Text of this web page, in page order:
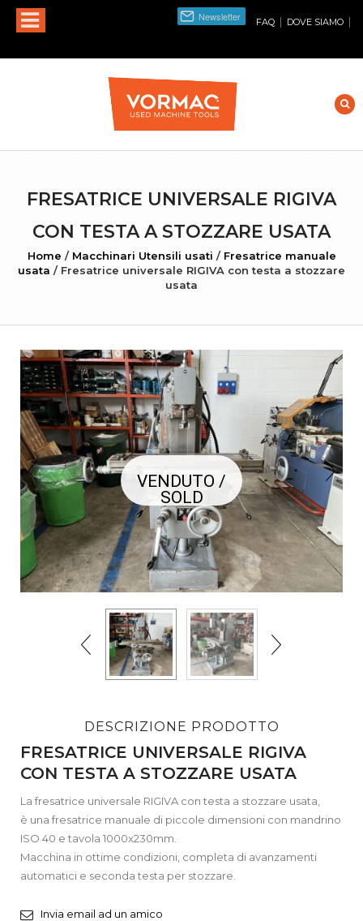
FAQ | DOVE SIAMO |
FRESATRICE UNIVERSALE RIGIVA
CON TESTA A STOZZARE USATA
Home / Macchinari Utensili usati / Fresatrice manuale
usata /Fresatrice universale RIGIVA con testa a stozzare
usata
VENDUTO /
SOLD
DESCRIZIONE PRODOTTO
FRESATRICE UNIVERSALE RIGIVA
CON TESTA A STOZZARE USATA
La fresatrice universale RIGIVA con testa a stozzare usata,
è una fresatrice manuale di piccole dimensioni con mandrino
ISO 40 e tavola 1000x230mm.
Macchina in ottime condizioni, completa di avanzamenti
automatici e seconda testa per stozzare.
Invia email ad un amico